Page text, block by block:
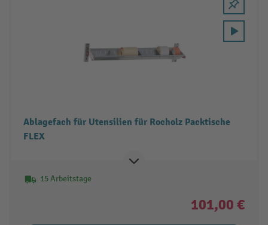
Ablagefach für Utensilien für Rocholz Packtische
FLEX
15 Arbeitstage
101,00 €